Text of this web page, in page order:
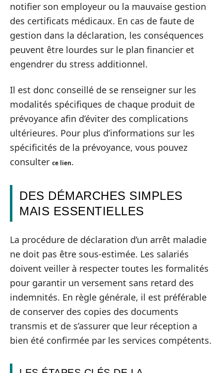
notifier son employeur ou la mauvaise gestion
des certificats médicaux. En cas de faute de
gestion dans la déclaration, les conséquences
peuvent être lourdes sur le plan financier et
engendrer du stress additionnel.
Il est donc conseillé de se renseigner sur les
modalités spécifiques de chaque produit de
prévoyance afin d’éviter des complications
ultérieures. Pour plus d’informations sur les
spécificités de la prévoyance, vous pouvez
consulter ce lien.
DES DÉMARCHES SIMPLES
MAIS ESSENTIELLES
La procédure de déclaration d’un arrêt maladie
ne doit pas être sous-estimée. Les salariés
doivent veiller à respecter toutes les formalités
pour garantir un versement sans retard des
indemnités. En règle générale, il est préférable
de conserver des copies des documents
transmis et de s’assurer que leur réception a
bien été confirmée par les services compétents.